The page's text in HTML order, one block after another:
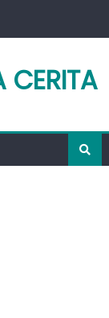
CERITA